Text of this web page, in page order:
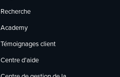
Recherche
Academy
Témoignages client
Centre d’aide